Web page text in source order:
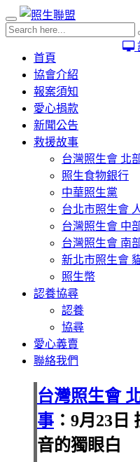
首頁
協會介紹
報案須知
愛心捐款
新聞公告
救援故事
台灣照生會 北
照生食物銀行
中華照生黨
台北市照生會
台灣照生會 中
台灣照生會 南
新北市照生會
照生幣
認養協尋
認養
協尋
愛心義賣
聯絡我們
台灣照生會
事 ：9月23
音的獨眼白